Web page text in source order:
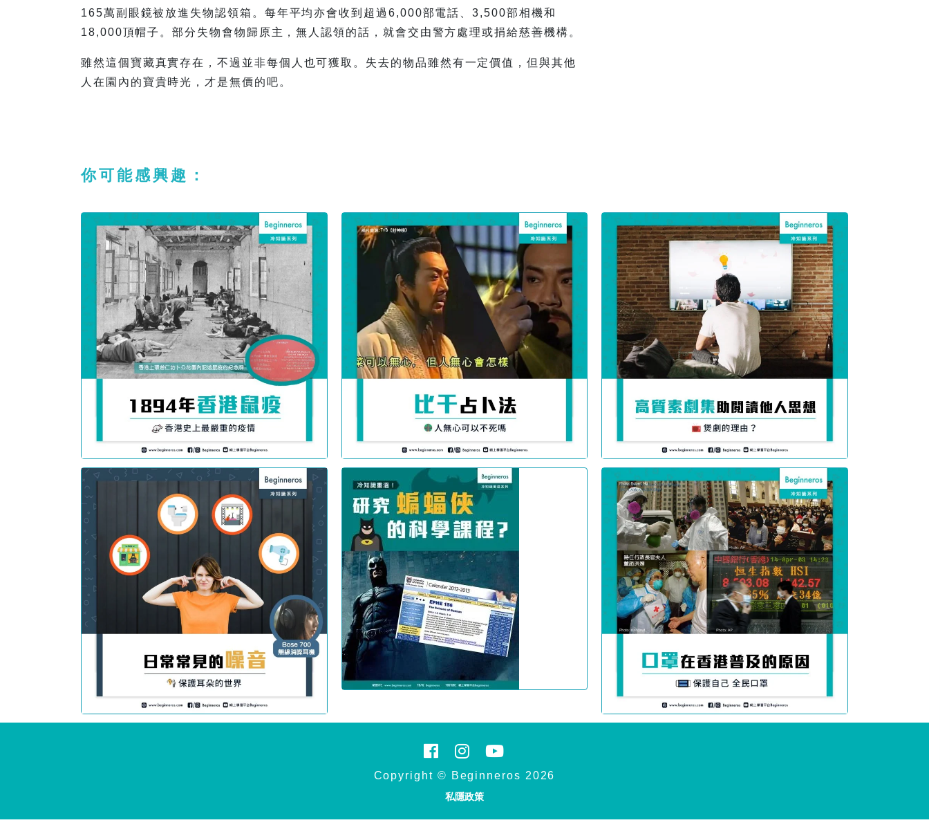
165萬副眼鏡被放進失物認領箱。每年平均亦會收到超過6,000部電話、3,500部相機和
18,000頂帽子。部分失物會物歸原主，無人認領的話，就會交由警方處理或捐給慈善機構。
雖然這個寶藏真實存在，不過並非每個人也可獲取。失去的物品雖然有一定價值，但與其他
人在園內的寶貴時光，才是無價的吧。
你可能感興趣：
Copyright © Beginneros 2026
私隱政策